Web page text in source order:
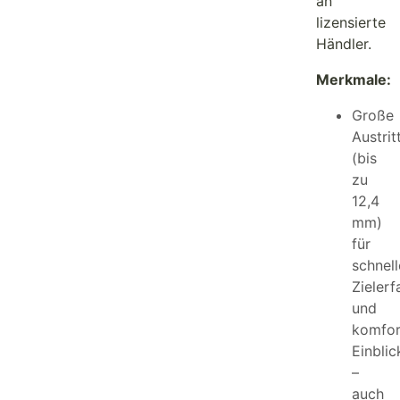
lizensierte
Händler.
Merkmale:
Große
(bis
zu
12,4
mm)
für
und
–
auch